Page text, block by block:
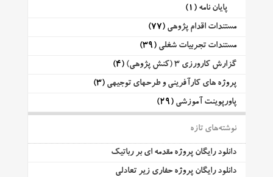
پایان نامه (1)
مستندات اقدام پژوهی (77)
مستندات تجربیات شغلی (39)
گزارش کارورزی 3 (کنش پژوهی)
(4)
پروژه های کارآفرینی و طرحهای توجیهی (3)
پاورپوینت آموزشی (29)
نوشته‌های تازه
دانلود رایگان پروژه مقدمه ای بر رباتیک
دانلود رایگان پروژه حفاری زیر تعادلی